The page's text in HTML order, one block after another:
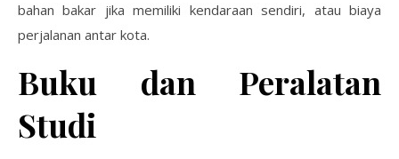
bahan bakar jika memiliki kendaraan sendiri, atau biaya
perjalanan antar kota.
Buku dan Peralatan
Studi